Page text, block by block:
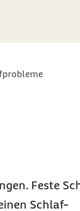
Feste
Schlaf-